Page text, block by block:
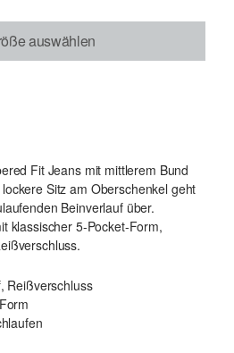
auswählen
Fit Jeans mit mittlerem Bund
Sitz am Oberschenkel geht
Beinverlauf über.
klassischer 5-Pocket-Form,
Reißverschluss